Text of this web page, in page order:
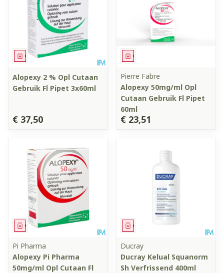
Geneesmiddel
Alopexy 2 % Opl Cutaan
Gebruik Fl Pipet 3x60ml
€ 37,50
Geneesmiddel
Pierre Fabre
Alopexy 50mg/ml Opl
Cutaan Gebruik Fl Pipet
60ml
€ 23,51
Geneesmiddel
Pi Pharma
Alopexy Pi Pharma
50mg/ml Opl Cutaan Fl
Geneesmiddel
Ducray
Ducray Kelual Squanorm
Sh Verfrissend 400ml